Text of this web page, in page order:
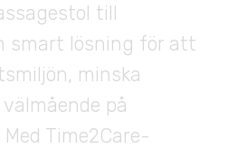
till
smart lösning för att
minska
på
Time2Care-